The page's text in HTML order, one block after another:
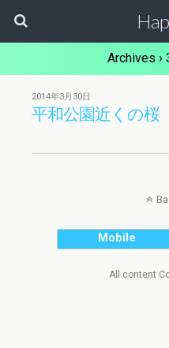
Archives ›
2014年3月30日
平和公園近くの桜
Mobile
All content